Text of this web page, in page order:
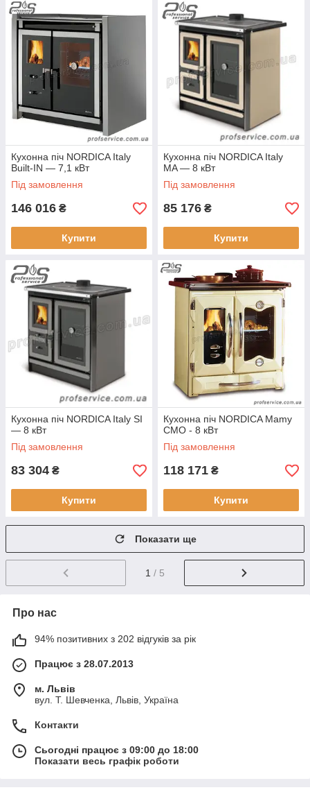
Кухонна піч NORDICA Italy
Built-IN — 7,1 кВт
Під замовлення
146 016 ₴
Купити
Кухонна піч NORDICA Italy
MA — 8 кВт
Під замовлення
85 176 ₴
Купити
Кухонна піч NORDICA Italy SI
— 8 кВт
Під замовлення
83 304 ₴
Купити
Кухонна піч NORDICA Mamy
CMO - 8 кВт
Під замовлення
118 171 ₴
Купити
Показати ще
1 / 5
Про нас
94% позитивних з 202 відгуків за рік
Працює з 28.07.2013
м. Львів
вул. Т. Шевченка, Львів, Україна
Контакти
Сьогодні працює з 09:00 до 18:00
Показати весь графік роботи